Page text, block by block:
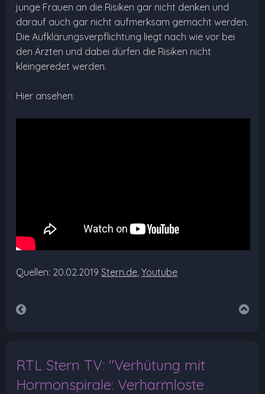
junge Frauen an die Risiken gar nicht denken und
darauf auch gar nicht aufmerksam gemacht werden.
Die Aufklärungsverpflichtung liegt nach wie vor bei
den Ärzten und dabei dürfen die Risiken nicht
kleingeredet werden.
Hier ansehen:
Quellen: 20.02.2019 Stern.de Youtube
RTL Stern TV: "Verhütung mit
Hormonspirale: Verharmloste